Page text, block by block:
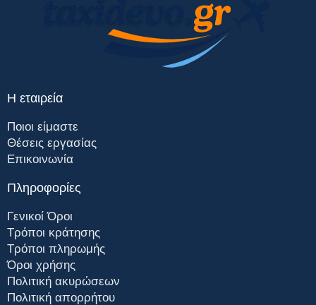
Η εταιρεία
Ποιοι είμαστε
Θέσεις εργασίας
Επικοινωνία
Πληροφορίες
Γενικοί Όροι
Τρόποι κράτησης
Τρόποι πληρωμής
Όροι χρήσης
Πολιτική ακυρώσεων
Πολιτική απορρήτου